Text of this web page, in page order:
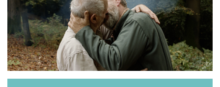
MÉDIATHÈQUE
Culturethèque
PARCOURS EN FRANÇAIS
Activités pour la classe
Atelier
Certifications